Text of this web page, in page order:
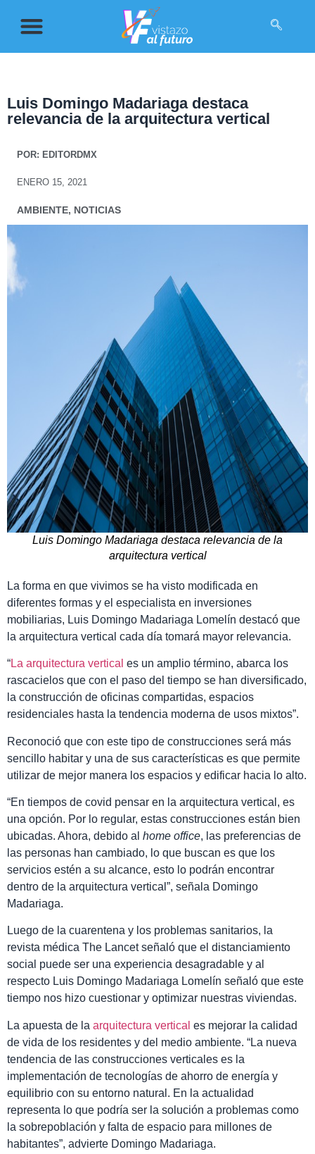
Luis Domingo Madariaga destaca
relevancia de la arquitectura vertical
POR: EDITORDMX
ENERO 15, 2021
AMBIENTE, NOTICIAS
Luis Domingo Madariaga destaca relevancia de la
arquitectura vertical
La forma en que vivimos se ha visto modificada en
diferentes formas y el especialista en inversiones
mobiliarias, Luis Domingo Madariaga Lomelín destacó que
la arquitectura vertical cada día tomará mayor relevancia.
“La arquitectura vertical es un amplio término, abarca los
rascacielos que con el paso del tiempo se han diversificado,
la construcción de oficinas compartidas, espacios
residenciales hasta la tendencia moderna de usos mixtos”.
Reconoció que con este tipo de construcciones será más
sencillo habitar y una de sus características es que permite
utilizar de mejor manera los espacios y edificar hacia lo alto.
“En tiempos de covid pensar en la arquitectura vertical, es
una opción. Por lo regular, estas construcciones están bien
ubicadas. Ahora, debido al home office, las preferencias de
las personas han cambiado, lo que buscan es que los
servicios estén a su alcance, esto lo podrán encontrar
dentro de la arquitectura vertical”, señala Domingo
Madariaga.
Luego de la cuarentena y los problemas sanitarios, la
revista médica The Lancet señaló que el distanciamiento
social puede ser una experiencia desagradable y al
respecto Luis Domingo Madariaga Lomelín señaló que este
tiempo nos hizo cuestionar y optimizar nuestras viviendas.
La apuesta de la arquitectura vertical es mejorar la calidad
de vida de los residentes y del medio ambiente. “La nueva
tendencia de las construcciones verticales es la
implementación de tecnologías de ahorro de energía y
equilibrio con su entorno natural. En la actualidad
representa lo que podría ser la solución a problemas como
la sobrepoblación y falta de espacio para millones de
habitantes”, advierte Domingo Madariaga.